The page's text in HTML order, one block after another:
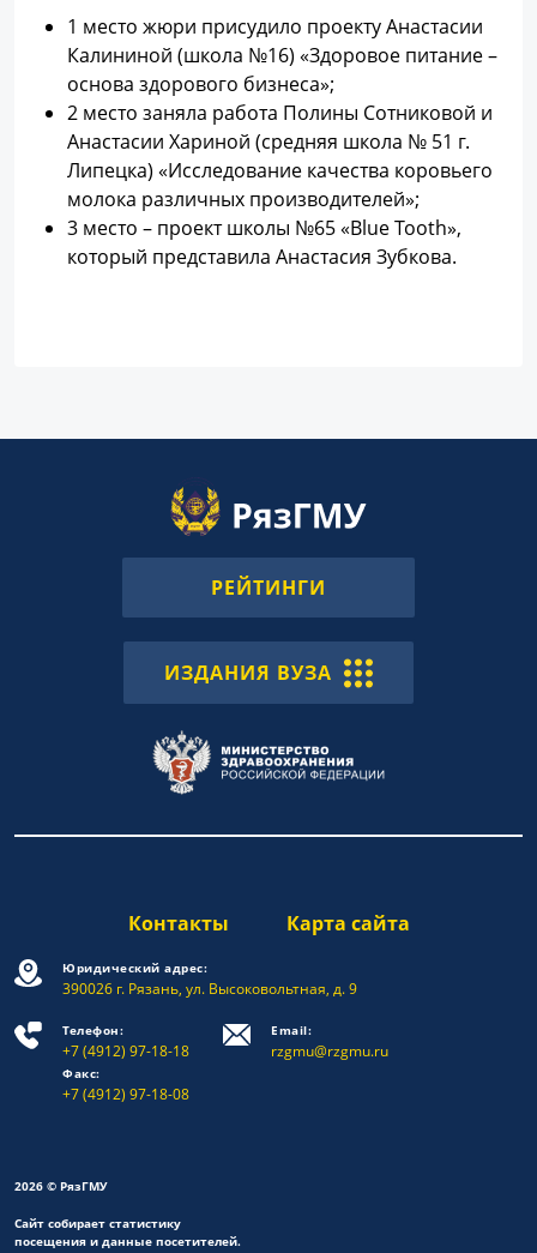
1 место жюри присудило проекту Анастасии
Калининой (школа №16) «Здоровое питание –
основа здорового бизнеса»;
2 место заняла работа Полины Сотниковой и
Анастасии Хариной (средняя школа № 51 г.
Липецка) «Исследование качества коровьего
молока различных производителей»;
3 место – проект школы №65 «Blue Tooth»,
который представила Анастасия Зубкова.
РЕЙТИНГИ
ИЗДАНИЯ ВУЗА
Контакты Карта сайта
Юридический адрес:
390026 г. Рязань, ул. Высоковольтная, д. 9
Телефон:
+7 (4912) 97-18-18
Факс:
+7 (4912) 97-18-08
Email:
rzgmu@rzgmu.ru
2026 © РязГМУ
Сайт собирает статистику
посещения и данные посетителей.